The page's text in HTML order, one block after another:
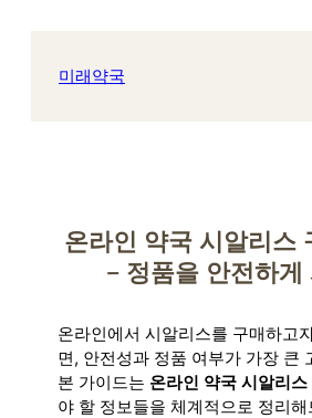
미래약국
온라인 약국 시알리스
– 정품을 안전하게
온라인에서 시알리스를 구매하고
면, 안전성과 정품 여부가 가장 큰
본 가이드는 온라인 약국 시알리스
야 할 정보들을 체계적으로 정리